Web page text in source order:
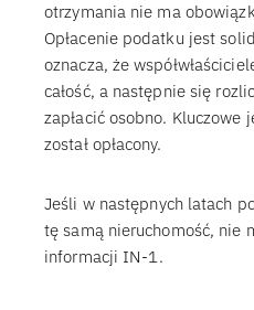
otrzymania nie ma
Opłacenie podatku jest
oznacza, że
całość, a następnie się
zapłacić osobno. Kluczowe
został opłacony.
Jeśli w następnych latach
tę samą nieruchomość, nie
informacji IN-1.